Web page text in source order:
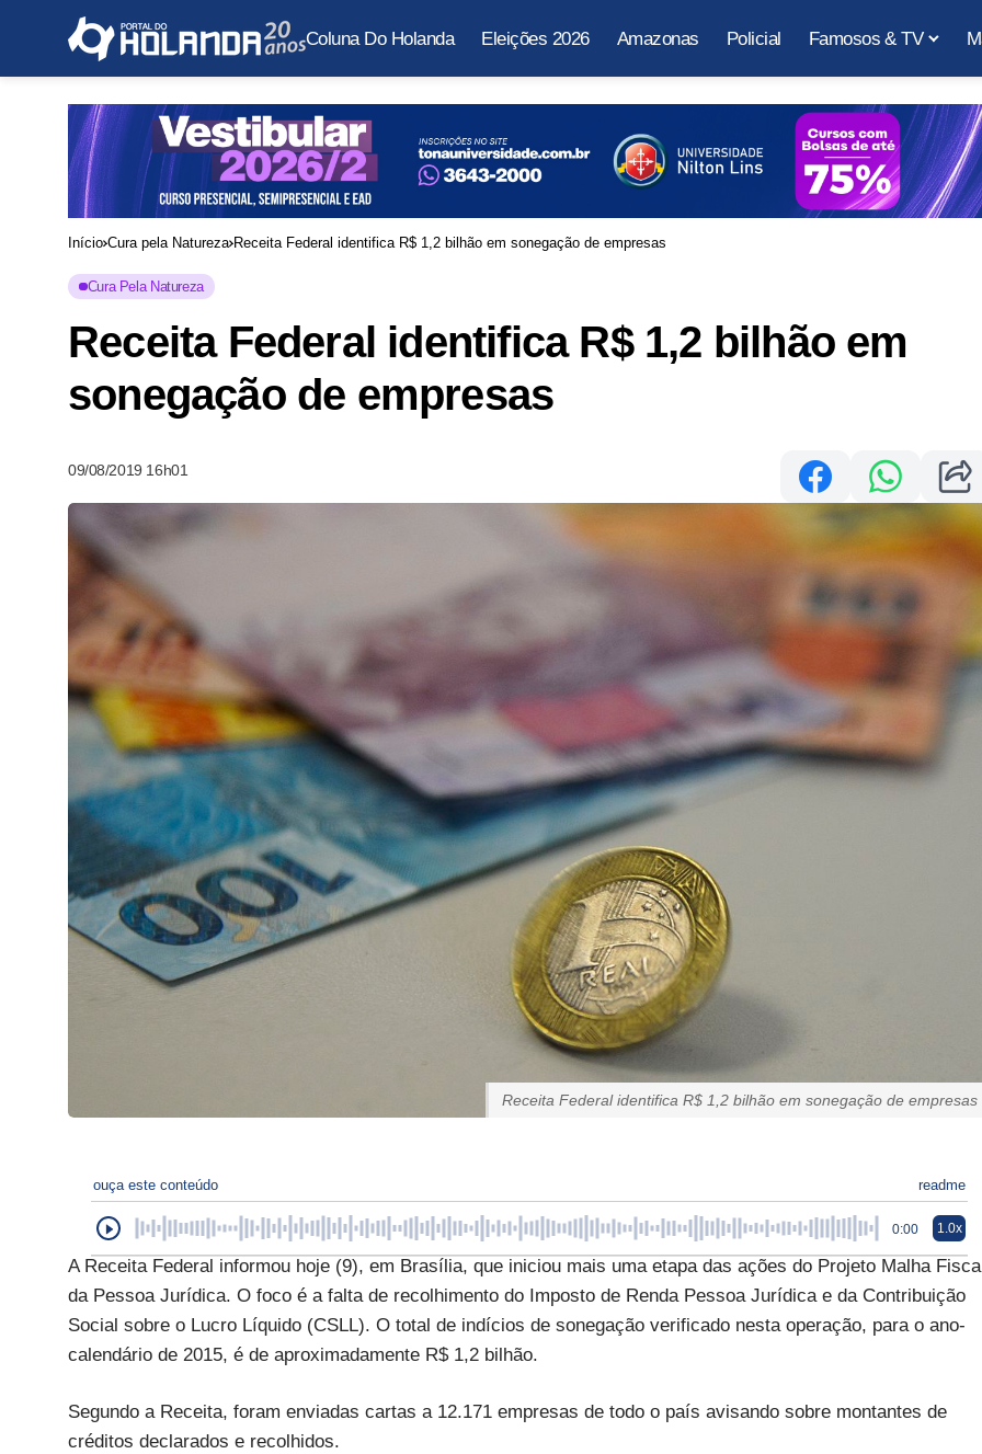
Coluna Do Holanda Eleições 2026 Amazonas Policial Famosos & TV
Início Cura pela Natureza Receita Federal identifica R$ 1,2 bilhão em sonegação de empresas
Cura Pela Natureza
Receita Federal identifica R$ 1,2 bilhão em
sonegação de empresas
09/08/2019 16h01
Receita Federal identifica R$ 1,2 bilhão em sonegação de empresas
ouça este conteúdo readme
0:00 1.0x
A Receita Federal informou hoje (9), em Brasília, que iniciou mais uma etapa das ações do Projeto Malha
da Pessoa Jurídica. O foco é a falta de recolhimento do Imposto de Renda Pessoa Jurídica e da Contribuição
Social sobre o Lucro Líquido (CSLL). O total de indícios de sonegação verificado nesta operação, para o ano-
calendário de 2015, é de aproximadamente R$ 1,2 bilhão.
Segundo a Receita, foram enviadas cartas a 12.171 empresas de todo o país avisando sobre montantes de
créditos declarados e recolhidos.